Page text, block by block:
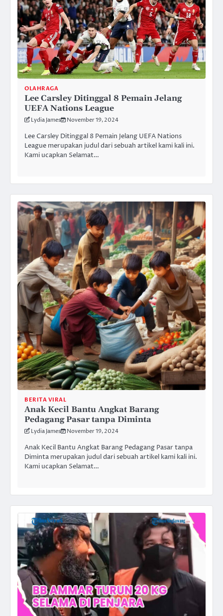
OLAHRAGA
Lee Carsley Ditinggal 8 Pemain Jelang
UEFA Nations League
Lydia James November 19, 2024
Lee Carsley Ditinggal 8 Pemain Jelang UEFA Nations
League merupakan judul dari sebuah artikel kami kali ini.
Kami ucapkan Selamat…
BERITA VIRAL
Anak Kecil Bantu Angkat Barang
Pedagang Pasar tanpa Diminta
Lydia James November 19, 2024
Anak Kecil Bantu Angkat Barang Pedagang Pasar tanpa
Diminta merupakan judul dari sebuah artikel kami kali ini.
Kami ucapkan Selamat…